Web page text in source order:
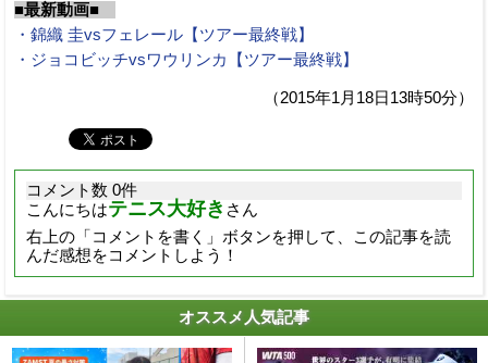
■最新動画■
・錦織 圭vsフェレール【ツアー最終戦】
・ジョコビッチvsワウリンカ【ツアー最終戦】
（2015年1月18日13時50分）
コメント数 0件
こんにちはテニス大好き さん
右上の「コメントを書く」ボタンを押して、この記事を読
んだ感想をコメントしよう！
オススメ人気記事